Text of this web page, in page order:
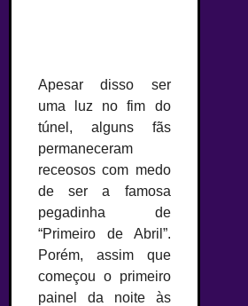
Apesar disso ser
uma luz no fim do
túnel, alguns fãs
permaneceram
receosos com medo
de ser a famosa
pegadinha de
“Primeiro de Abril”.
Porém, assim que
começou o primeiro
painel da noite às